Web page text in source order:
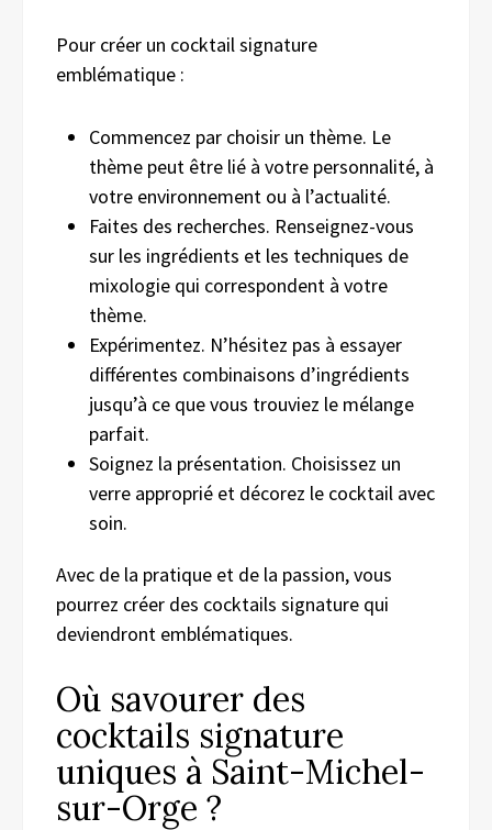
Pour créer un cocktail signature
emblématique :
Commencez par choisir un thème. Le
thème peut être lié à votre personnalité, à
votre environnement ou à l’actualité.
Faites des recherches. Renseignez-vous
sur les ingrédients et les techniques de
mixologie qui correspondent à votre
thème.
Expérimentez. N’hésitez pas à essayer
différentes combinaisons d’ingrédients
jusqu’à ce que vous trouviez le mélange
parfait.
Soignez la présentation. Choisissez un
verre approprié et décorez le cocktail avec
soin.
Avec de la pratique et de la passion, vous
pourrez créer des cocktails signature qui
deviendront emblématiques.
Où savourer des
cocktails signature
uniques à Saint-Michel-
sur-Orge ?